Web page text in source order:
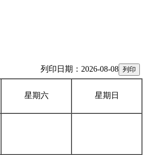
列印日期：2026-08-08
星期六 星期日